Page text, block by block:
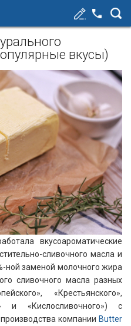
вкусы)
вкусоароматические
сливочного масла и
ной заменой молочного жира
сливочного масла разных
«Крестьянского»,
и «Кислосливочного») с
компании Butter